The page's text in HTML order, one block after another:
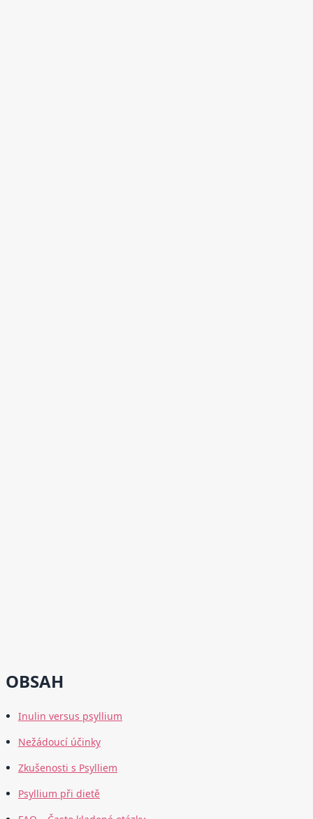
OBSAH
Inulin versus psyllium
Nežádoucí účinky
Zkušenosti s Psylliem
Psyllium při dietě